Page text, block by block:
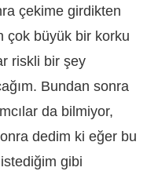
çekime girdikten
çok büyük bir korku
riskli bir şey
Bundan sonra
da bilmiyor,
dedim ki eğer bu
gibi